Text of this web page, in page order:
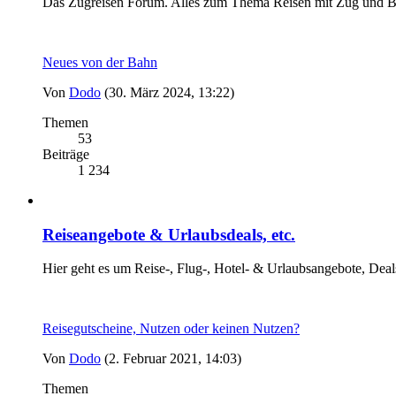
Neues von der Bahn
Von Dodo (30. März 2024, 13:22)
Themen
53
Beiträge
1 234
Reiseangebote & Urlaubsdeals, etc.
Hier geht es um Reise-, Flug-, Hotel- & Urlaubsangebote,
Reisegutscheine, Nutzen oder keinen Nutzen?
Von Dodo (2. Februar 2021, 14:03)
Themen